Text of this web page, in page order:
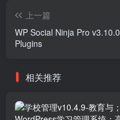
上一篇
WP Social Ninja Pro v3.10.0
Plugins
相关推荐